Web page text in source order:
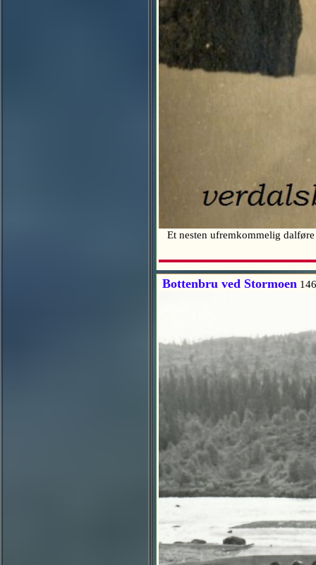
Et nesten ufremkommelig
Bottenbru ved Stormoen